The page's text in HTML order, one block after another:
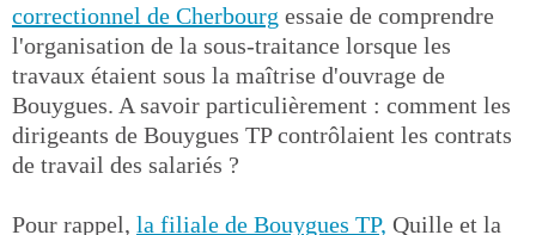
correctionnel de Cherbourg essaie de comprendre
l'organisation de la sous-traitance lorsque les
travaux étaient sous la maîtrise d'ouvrage de
Bouygues. A savoir particulièrement : comment les
dirigeants de Bouygues TP contrôlaient les contrats
de travail des salariés ?
Pour rappel, la filiale de Bouygues TP, Quille et la